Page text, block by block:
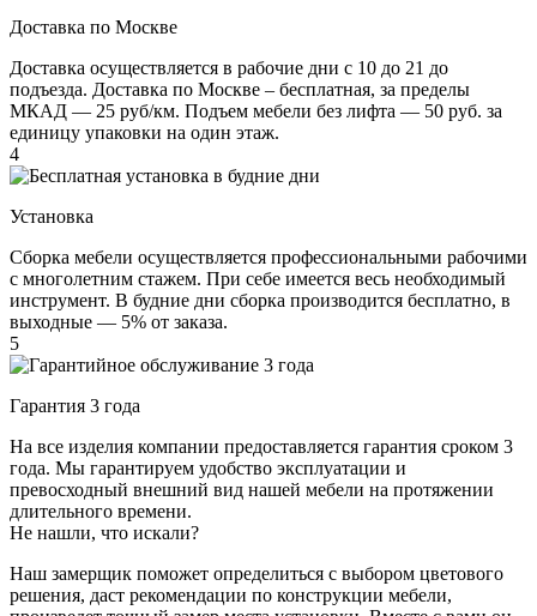
Доставка по Москве
Доставка осуществляется в рабочие дни с 10 до 21 до
подъезда. Доставка по Москве – бесплатная, за пределы
МКАД — 25 руб/км. Подъем мебели без лифта — 50 руб. за
единицу упаковки на один этаж.
4
Установка
Сборка мебели осуществляется профессиональными рабочими
с многолетним стажем. При себе имеется весь необходимый
инструмент. В будние дни сборка производится бесплатно, в
выходные — 5% от заказа.
5
Гарантия 3 года
На все изделия компании предоставляется гарантия сроком 3
года. Мы гарантируем удобство эксплуатации и
превосходный внешний вид нашей мебели на протяжении
длительного времени.
Не нашли, что искали?
Наш замерщик поможет определиться с выбором цветового
решения, даст рекомендации по конструкции мебели,